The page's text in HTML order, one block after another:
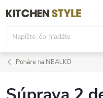
na
obsah
Poháre na NEALKO